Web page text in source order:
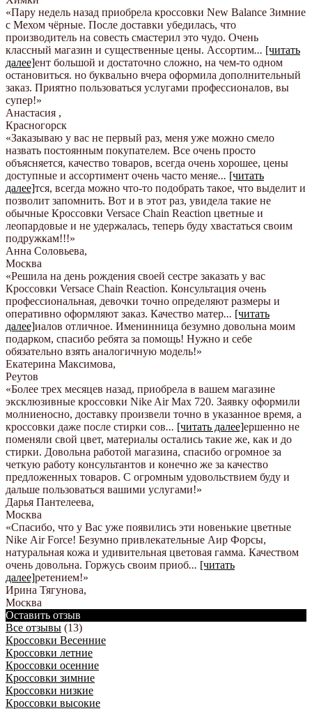
«Пару недель назад приобрела кроссовки New Balance Зимние
с Мехом чёрные. После доставки убедилась, что
производитель на совесть смастерил это чудо. Очень
классный магазин и существенные цены. Ассортим... [читать
далее]ент большой и достаточно сложно, на чем-то одном
остановиться. но буквально вчера оформила дополнительный
заказ. Приятно пользоваться услугами профессионалов, вы
супер!»
Анастасия ,
Красногорск
«Заказываю у вас не первый раз, меня уже можно смело
назвать постоянным покупателем. Все очень просто
объясняется, качество товаров, всегда очень хорошее, цены
доступные и ассортимент очень часто меняе... [читать
далее]тся, всегда можно что-то подобрать такое, что выделит и
позволит запомнить. Вот и в этот раз, увидела такие не
обычные Кроссовки Versace Chain Reaction цветные и
леопардовые и не удержалась, теперь буду хвастаться своим
подружкам!!!»
Анна Соловьева,
Москва
«Решила на день рождения своей сестре заказать у вас
Кроссовки Versace Chain Reaction. Консультация очень
профессиональная, девочки точно определяют размеры и
оперативно оформляют заказ. Качество матер... [читать
далее]иалов отличное. Именинница безумно довольна моим
подарком, спасибо ребята за помощь! Нужно и себе
обязательно взять аналогичную модель!»
Екатерина Максимова,
Реутов
«Более трех месяцев назад, приобрела в вашем магазине
эксклюзивные кроссовки Nike Air Max 720. Заявку оформили
молниеносно, доставку произвели точно в указанное время, а
кроссовки даже после стирки сов... [читать далее]ершенно не
поменяли свой цвет, материалы остались такие же, как и до
стирки. Довольна работой магазина, спасибо огромное за
четкую работу консультантов и конечно же за качество
предложенных товаров. С огромным удовольствием буду и
дальше пользоваться вашими услугами!»
Дарья Пантелеева,
Москва
«Спасибо, что у Вас уже появились эти новенькие цветные
Nike Аir Force! Безумно привлекательные Аир Форсы,
натуральная кожа и удивительная цветовая гамма. Качеством
очень довольна. Горжусь своим приоб... [читать
далее]ретением!»
Ирина Тягунова,
Москва
Оставить отзыв
Все отзывы (13)
Кроссовки Весенние
Кроссовки летние
Кроссовки осенние
Кроссовки зимние
Кроссовки низкие
Кроссовки высокие